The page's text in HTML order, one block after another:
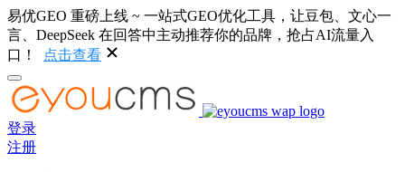
易优GEO 重磅上线 ~ 一站式GEO优化工具，让豆包、文心一
言、DeepSeek 在回答中主动推荐你的品牌，抢占AI流量入
口！
点击查看
登录
注册